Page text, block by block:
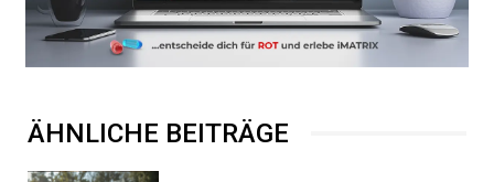
ÄHNLICHE BEITRÄGE